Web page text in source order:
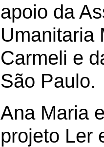
apoio da
Umanitaria
Carmeli e
São Paulo.
Ana Maria
projeto Ler